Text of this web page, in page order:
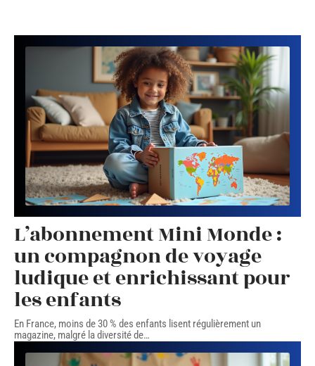
L’abonnement Mini Monde :
un compagnon de voyage
ludique et enrichissant pour
les enfants
En France, moins de 30 % des enfants lisent régulièrement un
magazine, malgré la diversité de…